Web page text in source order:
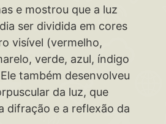
e mostrou que a luz
ser dividida em cores
visível (vermelho,
verde, azul, índigo
também desenvolveu
da luz, que
difração e a reflexão da